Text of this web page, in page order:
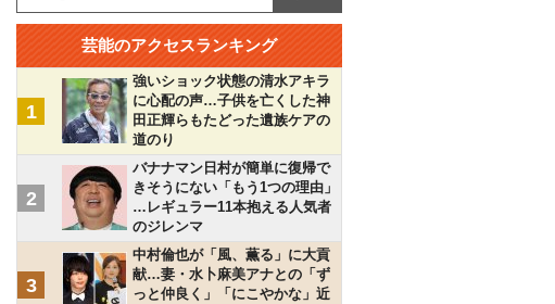
芸能のアクセスランキング
1
強いショック状態の清水アキラ
に心配の声…子供を亡くした神
田正輝らもたどった遺族ケアの
道のり
2
バナナマン日村が簡単に復帰で
きそうにない「もう1つの理由」
…レギュラー11本抱える人気者
のジレンマ
3
中村倫也が「風、薫る」に大貢
献…妻・水卜麻美アナとの「ず
っと仲良く」「にこやかな」近